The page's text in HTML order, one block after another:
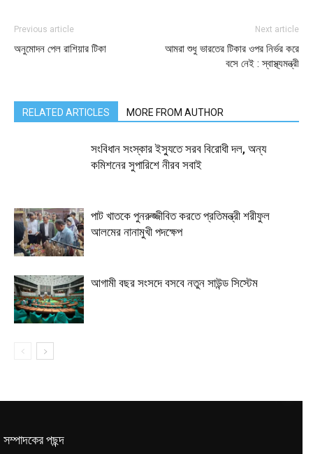
Previous article
অনুমোদন পেল রাশিয়ার টিকা
Next article
আমরা শুধু ভারতের টিকার ওপর নির্ভর করে
বসে নেই : স্বাস্থ্যমন্ত্রী
RELATED ARTICLES MORE FROM AUTHOR
সংবিধান সংস্কার ইস্যুতে সরব বিরোধী দল, অন্য
কমিশনের সুপারিশে নীরব সবাই
পাট খাতকে পুনরুজ্জীবিত করতে প্রতিমন্ত্রী শরীফুল
আলমের নানামুখী পদক্ষেপ
আগামী বছর সংসদে বসবে নতুন সাউন্ড সিস্টেম
সম্পাদকের পছন্দ